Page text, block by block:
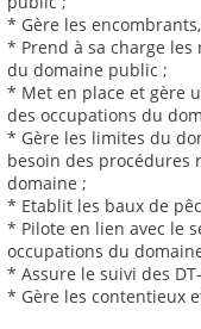
* Gère les
* Prend à sa charge
du domaine public ;
* Met en place et gère
des occupations du
* Gère les limites du
besoin des
domaine ;
* Etablit les baux de
* Pilote en lien avec le
occupations du
* Assure le suivi des
* Gère les contentieux